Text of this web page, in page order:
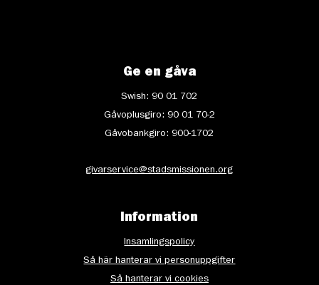
Ge en gåva
Swish: 90 01 702
Gåvoplusgiro: 90 01 70-2
Gåvobankgiro: 900-1702
givarservice@stadsmissionen.org
Information
Insamlingspolicy
Så här hanterar vi personuppgifter
Så hanterar vi cookies